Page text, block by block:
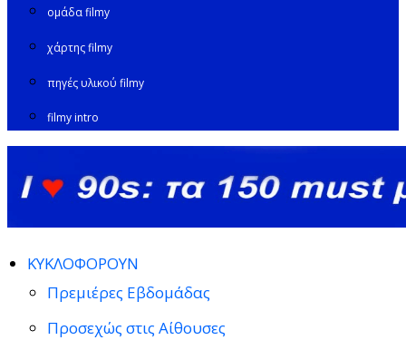
ομάδα filmy
χάρτης filmy
πηγές υλικού filmy
filmy intro
ΚΥΚΛΟΦΟΡΟΥΝ
Πρεμιέρες Εβδομάδας
Προσεχώς στις Αίθουσες